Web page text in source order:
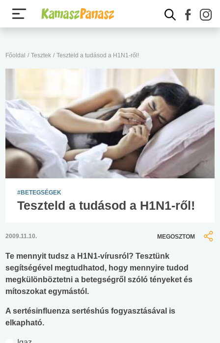
Főoldal / Tesztek / Teszteld a tudásod a H1N1-ről!
#BETEGSÉGEK
Teszteld a tudásod a H1N1-ről!
2009.11.10. MEGOSZTOM
Te mennyit tudsz a H1N1-vírusról? Tesztünk
segítségével megtudhatod, hogy mennyire tudod
megkülönböztetni a betegségről szóló tényeket és
mítoszokat egymástól.
A sertésinfluenza sertéshús fogyasztásával is
elkapható.